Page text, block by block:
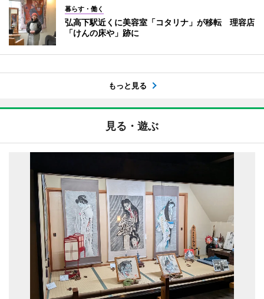
暮らす・働く
弘高下駅近くに美容室「コタリナ」が移転 理容店
「けんの床や」跡に
もっと見る
見る・遊ぶ